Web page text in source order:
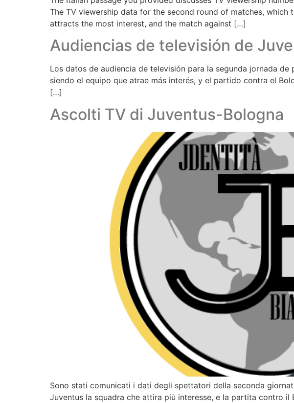
The TV viewership data for the second round of matches,
attracts the most interest, and the match against […]
Audiencias de televisión de
Los datos de audiencia de televisión para la segunda jornada
siendo el equipo que atrae más interés, y el partido contra el
[…]
Ascolti TV di Juventus-Bologna
Sono stati comunicati i dati degli spettatori della seconda
Juventus la squadra che attira più interesse, e la partita contro